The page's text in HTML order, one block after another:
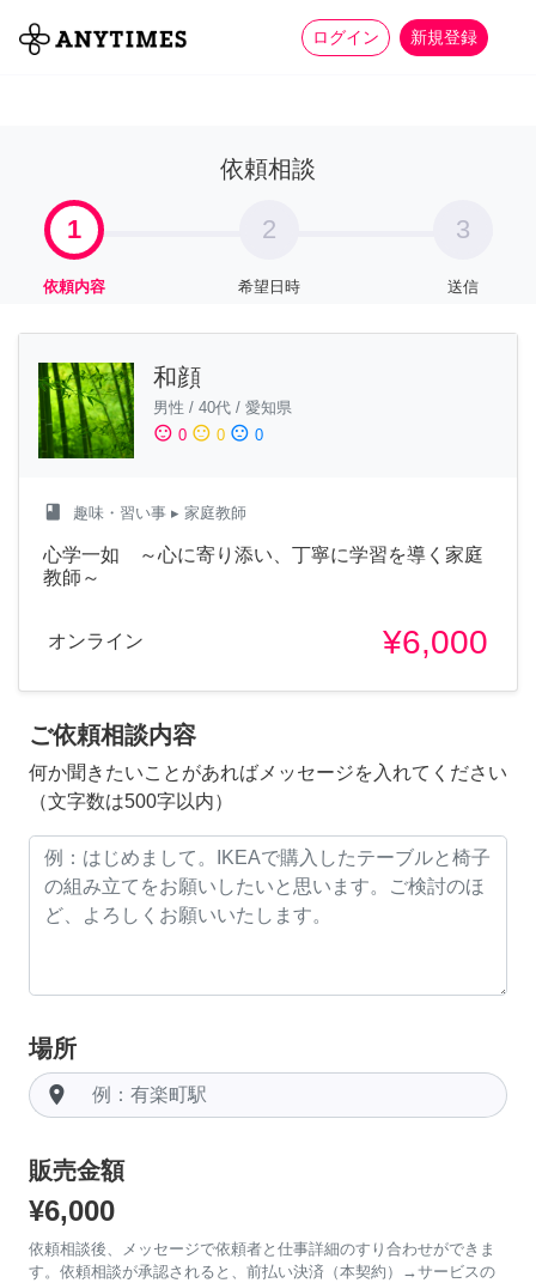
ログイン 新規登録
全て 家事 more_horiz
依頼相談
1
依頼内容
2
希望日時
3
送信
和顔
男性 / 40代 / 愛知県
sentiment_satisfied 0 sentiment_neutral 0 sentiment_dissatisfied 0
class 趣味・習い事 ▸ 家庭教師
心学一如 ～心に寄り添い、丁寧に学習を導く家庭
教師～
オンライン ¥6,000
ご依頼相談内容
何か聞きたいことがあればメッセージを入れてください
（文字数は500字以内）
場所
room
販売金額
¥6,000
依頼相談後、メッセージで依頼者と仕事詳細のすり合わせができま
す。依頼相談が承認されると、前払い決済（本契約）→サービスの